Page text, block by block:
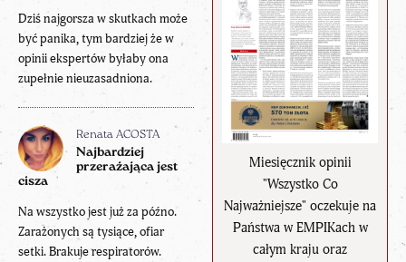
Miesięcznik opinii
"Wszystko Co
Najważniejsze" oczekuje na
Państwa w EMPIKach w
całym kraju oraz
Dziś najgorsza w skutkach może
być panika, tym bardziej że w
opinii ekspertów byłaby ona
zupełnie nieuzasadniona.
Renata ACOSTA
Najbardziej
przerażająca jest
cisza
Na wszystko jest już za późno.
Zarażonych są tysiące, ofiar
setki. Brakuje respiratorów.